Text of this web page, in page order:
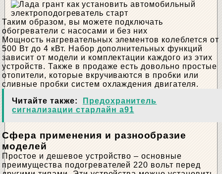
Таким образом, вы можете подключать
обогреватели с насосами и без них
Мощность нагревательных элементов колеблется от
500 Вт до 4 кВт. Набор дополнительных функций
зависит от модели и комплектации каждого из этих
устройств. Также в продаже есть довольно простые
отопители, которые вкручиваются в пробки или
сливные пробки систем охлаждения двигателя.
Читайте также:
Предохранитель
сигнализации старлайн а91
Сфера применения и разнообразие
моделей
Простое и дешевое устройство – основные
преимущества подогревателей 220 вольт перед